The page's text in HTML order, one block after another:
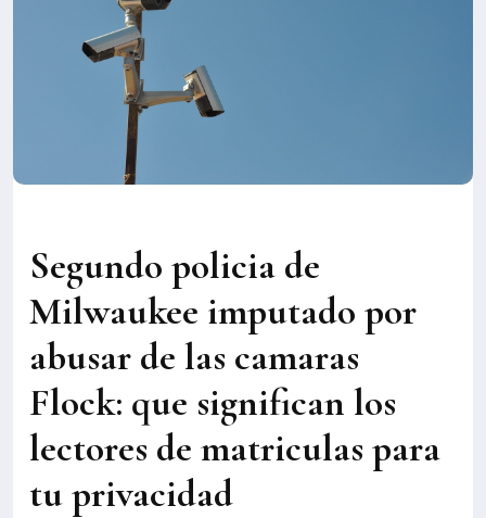
Segundo policia de
Milwaukee imputado por
abusar de las camaras
Flock: que significan los
lectores de matriculas para
tu privacidad